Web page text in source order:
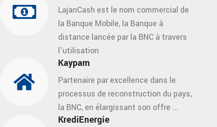
LajanCash est le nom commercial de
la Banque Mobile, la Banque à
distance lancée par la BNC à travers
l'utilisation
Kaypam
Partenaire par excellence dans le
processus de reconstruction du pays,
la BNC, en élargissant son offre ...
KrediEnergie